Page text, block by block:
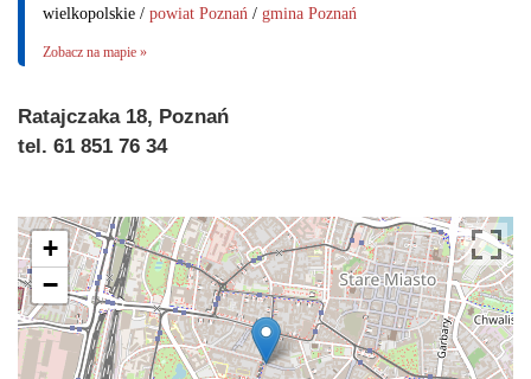
wielkopolskie / powiat Poznań / gmina Poznań
Zobacz na mapie »
Ratajczaka 18, Poznań
tel. 61 851 76 34
+
−